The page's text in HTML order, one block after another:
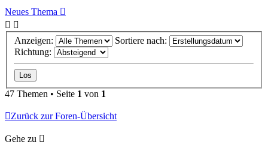
Neues Thema
Anzeigen:
Sortiere nach:
Richtung:
47 Themen • Seite 1 von 1
Zurück zur Foren-Übersicht
Gehe zu